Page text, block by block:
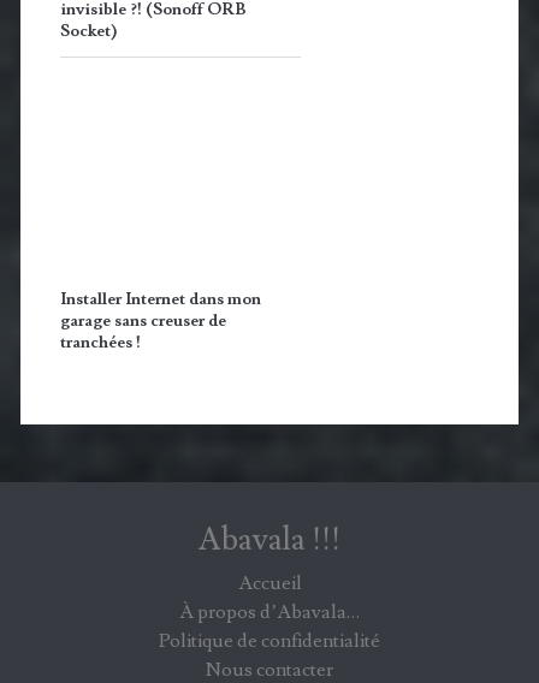
invisible ?! (Sonoff ORB
Socket)
Installer Internet dans mon
garage sans creuser de
tranchées !
Abavala !!!
Accueil
À propos d’Abavala…
Politique de confidentialité
Nous contacter